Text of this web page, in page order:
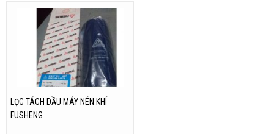
LỌC TÁCH DẦU MÁY NÉN KHÍ
FUSHENG